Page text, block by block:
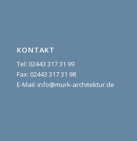
KONTAKT
Tel: 02443 317 31 99
Fax: 02443 317 31 98
E-Mail: info@murk-architektur.de